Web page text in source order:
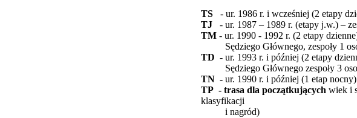
TS
- ur. 1986 r. i wcześniej (2 etapy
TJ - ur. 1987 – 1989 r. (etapy j.w.) –
TM - ur. 1990 - 1992 r. (2 etapy
Sędziego Głównego, zespoły 1
TD - ur. 1993 r. i później (2 etapy
Sędziego Głównego zespoły 3
TN - ur. 1990 r. i później (1 etap
TP - trasa dla początkujących wiek i
klasyfikacji
i nagród)